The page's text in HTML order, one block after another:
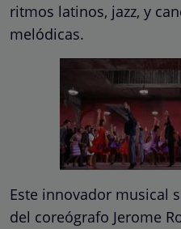
ritmos latinos, jazz, y
melódicas.
Este innovador musical
del coreógrafo Jerome